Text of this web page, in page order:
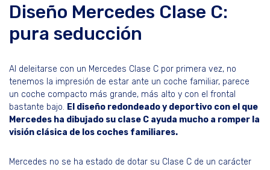
Diseño Mercedes Clase C:
pura seducción
Al deleitarse con un Mercedes Clase C por primera vez, no
tenemos la impresión de estar ante un coche familiar, parece
un coche compacto más grande, más alto y con el frontal
bastante bajo. El diseño redondeado y deportivo con el que
Mercedes ha dibujado su clase C ayuda mucho a romper la
visión clásica de los coches familiares.
Mercedes no se ha estado de dotar su Clase C de un carácter